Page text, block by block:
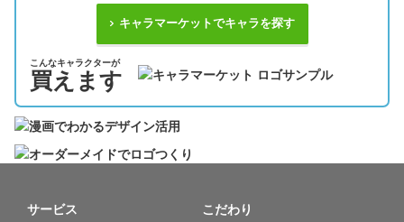
キャラマーケットでキャラを探す
こんなキャラクターが
買えます
サービス こだわり